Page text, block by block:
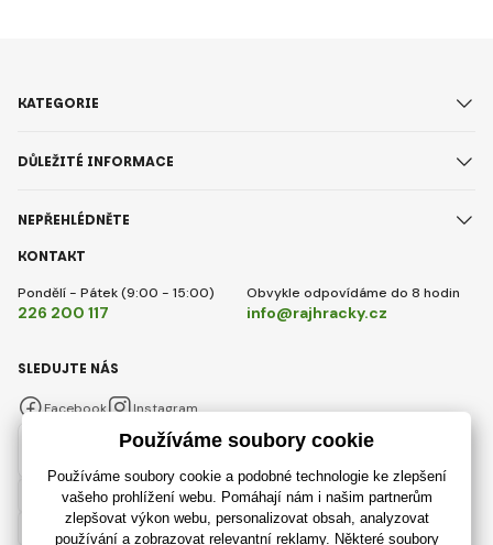
KONTAKT
Pondělí - Pátek (9:00 - 15:00)
226 200 117
Obvykle odpovídáme do 8 hodin
info@rajhracky.cz
KATEGORIE
DŮLEŽITÉ INFORMACE
NEPŘEHLÉDNĚTE
SLEDUJTE NÁS
Facebook Instagram